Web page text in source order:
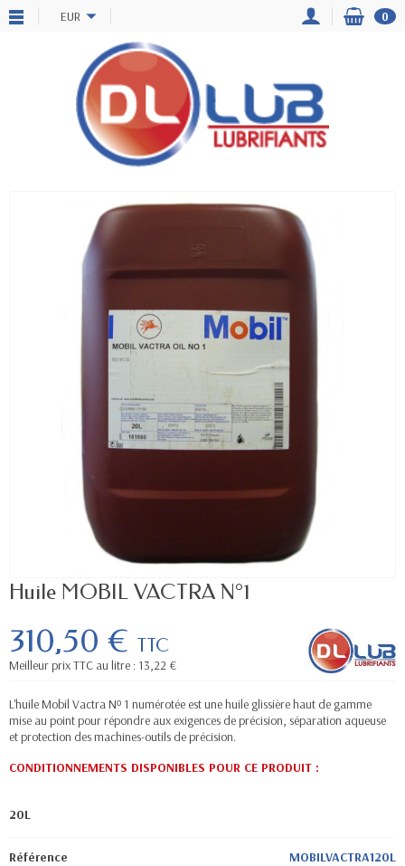
EUR 0
Huile MOBIL VACTRA N°1
310,50 € TTC
Meilleur prix TTC au litre : 13,22 €
L'huile Mobil Vactra Nᵒ 1 numérotée est une huile glissière haut de gamme
mise au point pour répondre aux exigences de précision, séparation aqueuse
et protection des machines-outils de précision.
CONDITIONNEMENTS DISPONIBLES POUR CE PRODUIT :
20L
Référence MOBILVACTRA120L